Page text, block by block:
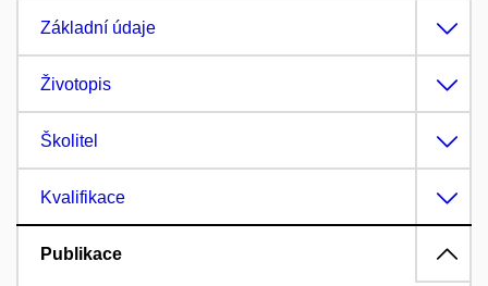
Základní údaje
Životopis
Školitel
Kvalifikace
Publikace